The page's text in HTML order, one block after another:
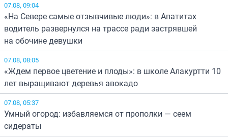
07.08, 09:04
«На Севере самые отзывчивые люди»: в Апатитах
водитель развернулся на трассе ради застрявшей
на обочине девушки
07.08, 08:05
«Ждем первое цветение и плоды»: в школе Алакуртти 10
лет выращивают деревья авокадо
07.08, 05:37
Умный огород: избавляемся от прополки — сеем
сидераты